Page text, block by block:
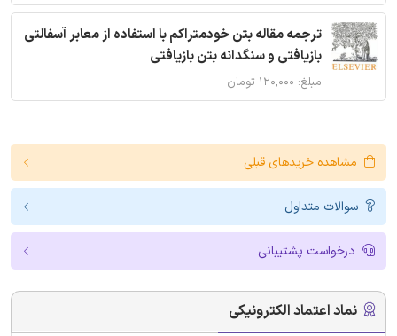
ترجمه مقاله بتن خودمتراکم با استفاده از معابر آسفالتی
بازیافتی و سنگدانه بتن بازیافتی
مبلغ: ۱۲۰,۰۰۰ تومان
مشاهده خریدهای قبلی
سوالات متداول
درخواست پشتیبانی
نماد اعتماد الکترونیکی